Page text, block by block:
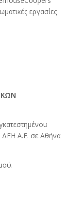
εργασίες
ΔΕΗ Α.Ε. σε Αθήνα